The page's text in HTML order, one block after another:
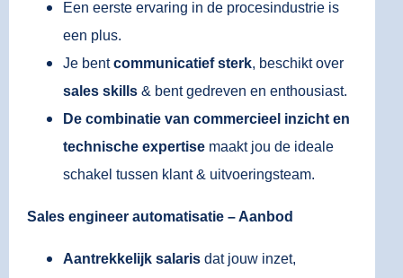
Een eerste ervaring in de procesindustrie is
een plus.
Je bentcommunicatief sterk, beschikt over
sales skills & bent gedreven en enthousiast.
De combinatie van commercieel inzicht en
technische expertise maakt jou de ideale
schakel tussen klant & uitvoeringsteam.
Sales engineer automatisatie – Aanbod
Aantrekkelijk salaris dat jouw inzet,